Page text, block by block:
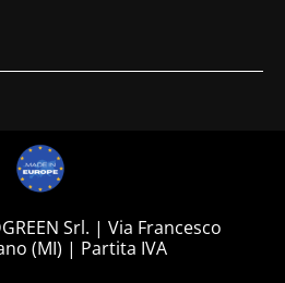
Srl. | Via Francesco
(MI) | Partita IVA